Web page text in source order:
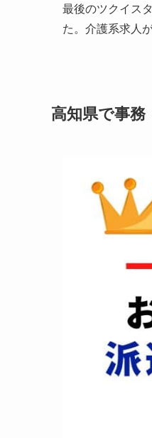
最後のツクイス
た。介護系求人
高知県で事